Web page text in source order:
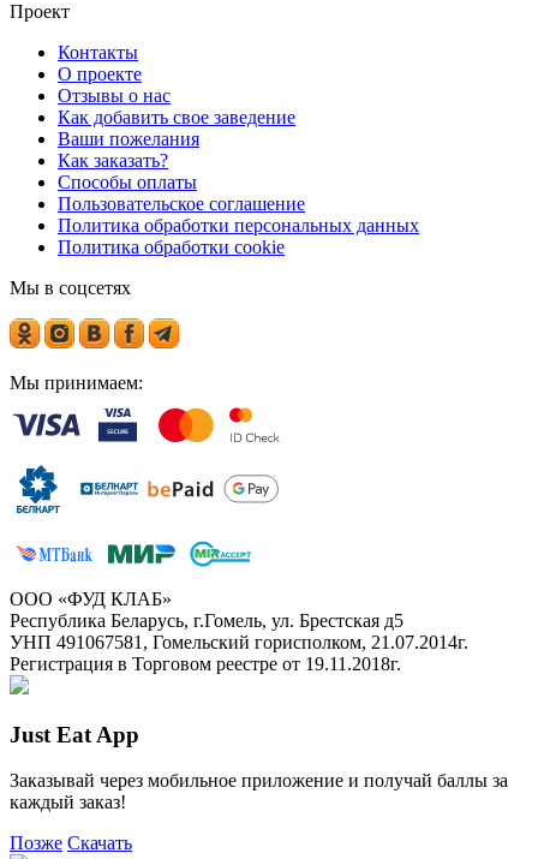
Проект
Контакты
О проекте
Отзывы о нас
Как добавить свое заведение
Ваши пожелания
Как заказать?
Способы оплаты
Пользовательское соглашение
Политика обработки персональных данных
Политика обработки cookie
Мы в соцсетях
Мы принимаем:
ООО «ФУД КЛАБ»
Республика Беларусь, г.Гомель, ул. Брестская д5
УНП 491067581, Гомельский горисполком, 21.07.2014г.
Регистрация в Торговом реестре от 19.11.2018г.
Just Eat App
Заказывай через мобильное приложение и получай баллы за
каждый заказ!
Позже Скачать